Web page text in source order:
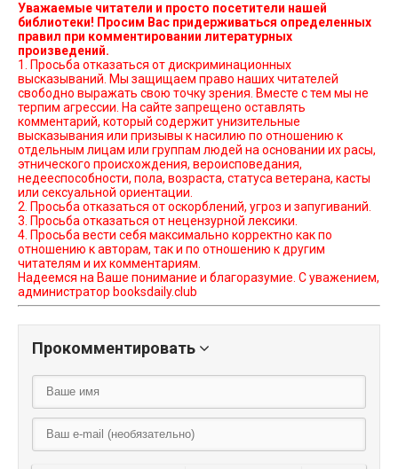
Уважаемые читатели и просто посетители нашей
библиотеки! Просим Вас придерживаться определенных
правил при комментировании литературных
произведений.
1. Просьба отказаться от дискриминационных
высказываний. Мы защищаем право наших читателей
свободно выражать свою точку зрения. Вместе с тем мы не
терпим агрессии. На сайте запрещено оставлять
комментарий, который содержит унизительные
высказывания или призывы к насилию по отношению к
отдельным лицам или группам людей на основании их расы,
этнического происхождения, вероисповедания,
недееспособности, пола, возраста, статуса ветерана, касты
или сексуальной ориентации.
2. Просьба отказаться от оскорблений, угроз и запугиваний.
3. Просьба отказаться от нецензурной лексики.
4. Просьба вести себя максимально корректно как по
отношению к авторам, так и по отношению к другим
читателям и их комментариям.
Надеемся на Ваше понимание и благоразумие. С уважением,
администратор booksdaily.club
Прокомментировать